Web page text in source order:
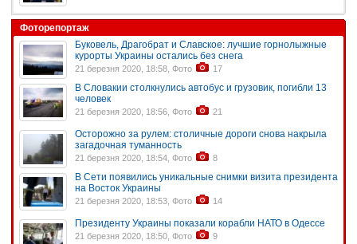
Фоторепортаж
Буковель, Драгобрат и Славское: лучшие горнолыжные
курорты Украины остались без снега
21 березня 2020, 18:58, Фото 17
В Словакии столкнулись автобус и грузовик, погибли 13
человек
21 березня 2020, 18:56, Фото 21
Осторожно за рулем: столичные дороги снова накрыла
загадочная туманность
21 березня 2020, 18:54, Фото 8
В Сети появились уникальные снимки визита президента
на Восток Украины
21 березня 2020, 18:53, Фото 14
Президенту Украины показали корабли НАТО в Одессе
21 березня 2020, 18:50, Фото 9